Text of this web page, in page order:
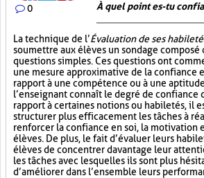
0 À quel point es-tu
La technique de l’Évaluation de ses
soumettre aux élèves un sondage composé
questions simples. Ces questions ont
une mesure approximative de la confiance
rapport à une compétence ou à une
l’enseignant connaît le degré de confiance
rapport à certaines notions ou habiletés, il
structurer plus efficacement les tâches à
renforcer la confiance en soi, la motivation
élèves. De plus, le fait d’évaluer leurs
élèves de concentrer davantage leur
les tâches avec lesquelles ils sont plus
d’améliorer dans l’ensemble leurs